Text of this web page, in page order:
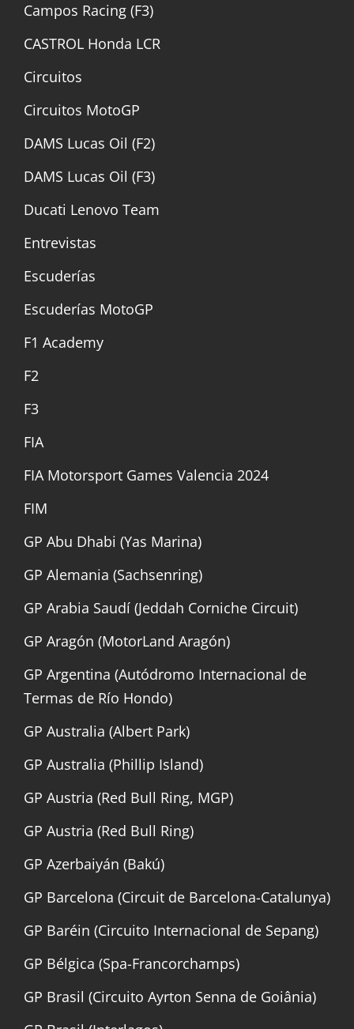
Campos Racing (F3)
CASTROL Honda LCR
Circuitos
Circuitos MotoGP
DAMS Lucas Oil (F2)
DAMS Lucas Oil (F3)
Ducati Lenovo Team
Entrevistas
Escuderías
Escuderías MotoGP
F1 Academy
F2
F3
FIA
FIA Motorsport Games Valencia 2024
FIM
GP Abu Dhabi (Yas Marina)
GP Alemania (Sachsenring)
GP Arabia Saudí (Jeddah Corniche Circuit)
GP Aragón (MotorLand Aragón)
GP Argentina (Autódromo Internacional de
Termas de Río Hondo)
GP Australia (Albert Park)
GP Australia (Phillip Island)
GP Austria (Red Bull Ring, MGP)
GP Austria (Red Bull Ring)
GP Azerbaiyán (Bakú)
GP Barcelona (Circuit de Barcelona-Catalunya)
GP Baréin (Circuito Internacional de Sepang)
GP Bélgica (Spa-Francorchamps)
GP Brasil (Circuito Ayrton Senna de Goiânia)